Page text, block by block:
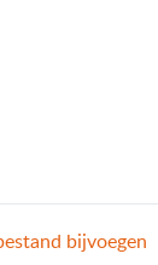
bijvoegen